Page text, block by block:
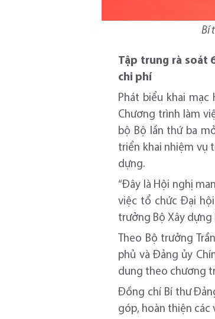
Bí
Tập trung rà soát
chi phí
Phát biểu khai
Chương trình làm
bộ Bộ lần thứ ba
triển khai nhiệm vụ
dựng.
“Đây là Hội nghị
việc tổ chức Đại
trưởng Bộ Xây dựng
Theo Bộ trưởng
phủ và Đảng ủy
dung theo chương
Đồng chí Bí thư
góp, hoàn thiện các